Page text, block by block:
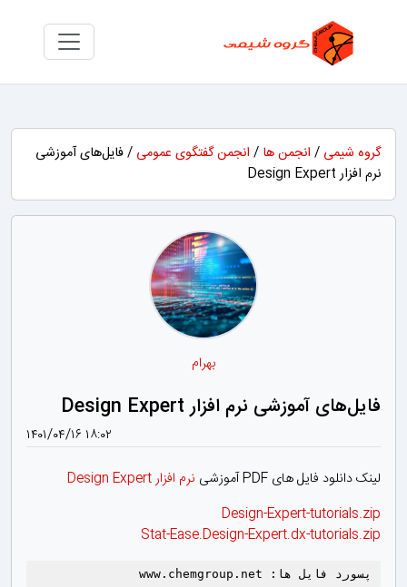
گروه شیمی / انجمن ها / انجمن گفتگوی عمومی / فایل‌های آموزشی
نرم افزار Design Expert‎‎‎‎
بهرام
فایل‌های آموزشی نرم افزار Design Expert‎‎‎‎
۱۴۰۱/۰۴/۱۶ ۱۸:۰۲
لینک دانلود فایل های PDF آموزشی
نرم افزار Design Expert
Design-Expert-tutorials.zip
Stat-Ease.Design-Expert.dx-tutorials.zip
پسورد فایل ها: www.chemgroup.net